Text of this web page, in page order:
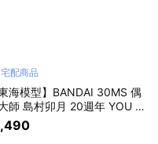
宅配商品
東海模型】BANDAI 30MS 偶
師 島村卯月 20週年 YOU A
i ! 組裝模型